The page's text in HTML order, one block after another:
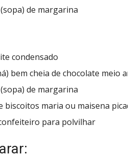
de margarina
condensado
bem cheia de chocolate meio
de margarina
biscoitos maria ou maisena
para polvilhar